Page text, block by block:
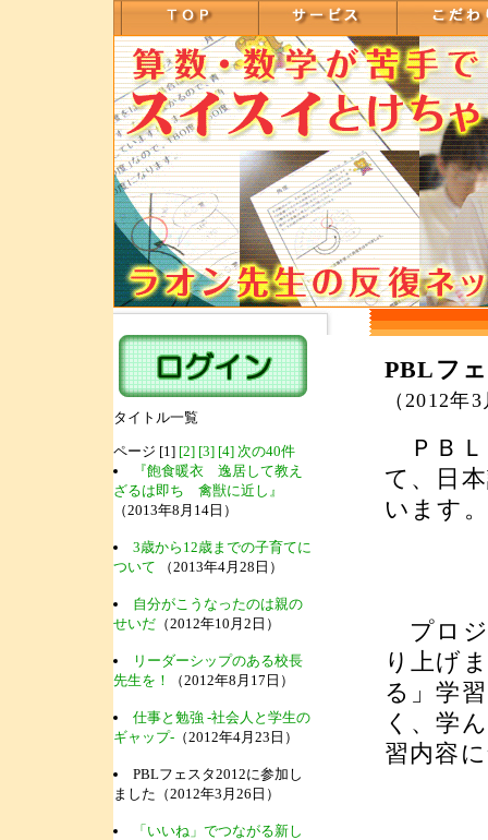
タイトル一覧
ページ [1] [2] [3] [4] 次の40件
『飽食暖衣 逸居して教え
ざるは即ち 禽獣に近し』
（2013年8月14日）
3歳から12歳までの子育てに
ついて
（2013年4月28日）
自分がこうなったのは親の
せいだ（2012年10月2日）
リーダーシップのある校長
先生を！
（2012年8月17日）
仕事と勉強 -社会人と学生の
ギャップ-（2012年4月23日）
PBLフェスタ2012に参加し
ました（2012年3月26日）
「いいね」でつながる新し
PBLフ
（2012年
ＰＢＬ
て、日
います。
プロジ
り上げ
る」学
く、学
習内容